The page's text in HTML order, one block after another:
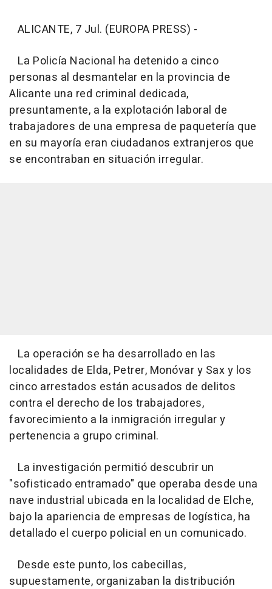
ALICANTE, 7 Jul. (EUROPA PRESS) -
La Policía Nacional ha detenido a cinco
personas al desmantelar en la provincia de
Alicante una red criminal dedicada,
presuntamente, a la explotación laboral de
trabajadores de una empresa de paquetería que
en su mayoría eran ciudadanos extranjeros que
se encontraban en situación irregular.
La operación se ha desarrollado en las
localidades de Elda, Petrer, Monóvar y Sax y los
cinco arrestados están acusados de delitos
contra el derecho de los trabajadores,
favorecimiento a la inmigración irregular y
pertenencia a grupo criminal.
La investigación permitió descubrir un
"sofisticado entramado" que operaba desde una
nave industrial ubicada en la localidad de Elche,
bajo la apariencia de empresas de logística, ha
detallado el cuerpo policial en un comunicado.
Desde este punto, los cabecillas,
supuestamente, organizaban la distribución